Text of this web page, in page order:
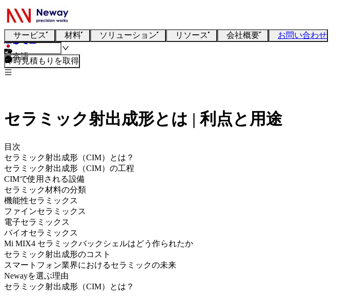
サービス 材料 ソリューション リソース 会社概要 お問い合わせ
日本語
即時見積もりを取得
セラミック射出成形とは | 利点と用途
目次
セラミック射出成形（CIM）とは？
セラミック射出成形（CIM）の工程
CIMで使用される設備
セラミック材料の分類
機能性セラミックス
ファインセラミックス
電子セラミックス
バイオセラミックス
Mi MIX4 セラミックバックシェルはどう作られたか
セラミック射出成形のコスト
スマートフォン業界におけるセラミックの未来
Newayを選ぶ理由
セラミック射出成形（CIM）とは？